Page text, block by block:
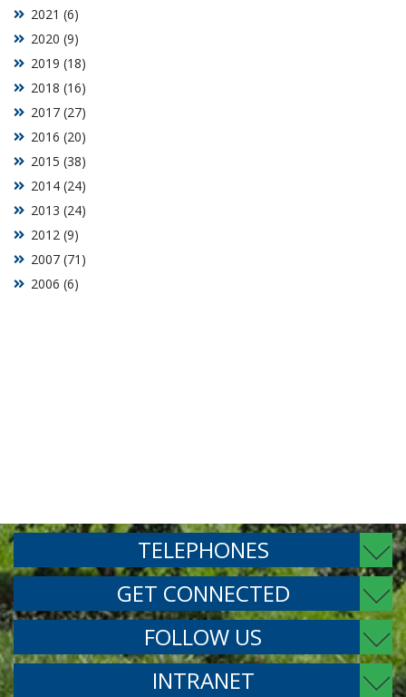
2006 (6)
2007 (71)
2012 (9)
2013 (24)
2014 (24)
2015 (38)
2016 (20)
2017 (27)
2018 (16)
2019 (18)
2020 (9)
2021 (6)
TELEPHONES
GET CONNECTED
FOLLOW US
INTRANET